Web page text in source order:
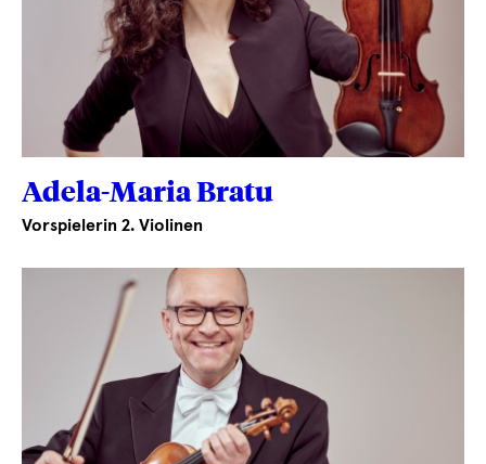
Adela-Maria Bratu
Vorspielerin 2. Violinen